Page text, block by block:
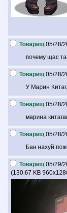
Товарищ 05/28/
почему щас
Товарищ 05/28/
У Марин
Товарищ 05/28/
марина
Товарищ 05/28/
Бан нахуй
Товарищ 05/29/
(130.67 KB